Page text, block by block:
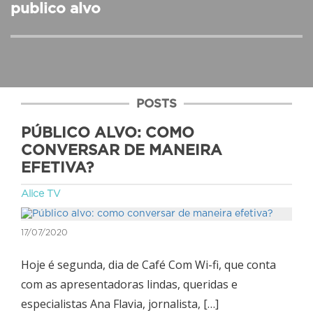
publico alvo
POSTS
PÚBLICO ALVO: COMO
CONVERSAR DE MANEIRA
EFETIVA?
Alice TV
17/07/2020
Hoje é segunda, dia de Café Com Wi-fi, que conta
com as apresentadoras lindas, queridas e
especialistas Ana Flavia, jornalista, […]